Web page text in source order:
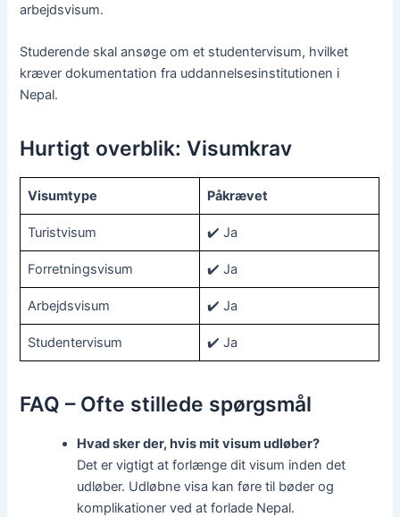
arbejdsvisum.
Studerende skal ansøge om et studentervisum, hvilket
kræver dokumentation fra uddannelsesinstitutionen i
Nepal.
Hurtigt overblik: Visumkrav
Visumtype Påkrævet
Turistvisum ✔️ Ja
Forretningsvisum ✔️ Ja
Arbejdsvisum ✔️ Ja
Studentervisum ✔️ Ja
FAQ – Ofte stillede spørgsmål
Hvad sker der, hvis mit visum udløber?
Det er vigtigt at forlænge dit visum inden det
udløber. Udløbne visa kan føre til bøder og
komplikationer ved at forlade Nepal.